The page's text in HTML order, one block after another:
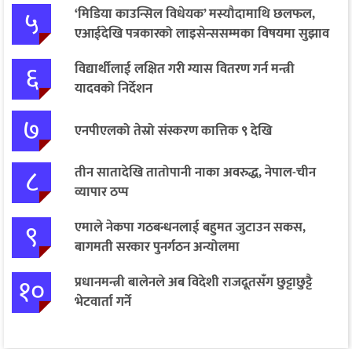
५
‘मिडिया काउन्सिल विधेयक’ मस्यौदामाथि छलफल,
एआईदेखि पत्रकारको लाइसेन्ससम्मका विषयमा सुझाव
६
विद्यार्थीलाई लक्षित गरी ग्यास वितरण गर्न मन्त्री
यादवको निर्देशन
७ एनपीएलको तेस्रो संस्करण कात्तिक ९ देखि
८
तीन सातादेखि तातोपानी नाका अवरुद्ध, नेपाल-चीन
व्यापार ठप्प
९
एमाले नेकपा गठबन्धनलाई बहुमत जुटाउन सकस,
बागमती सरकार पुनर्गठन अन्योलमा
१०
प्रधानमन्त्री बालेनले अब विदेशी राजदूतसँग छुट्टाछुट्टै
भेटवार्ता गर्ने